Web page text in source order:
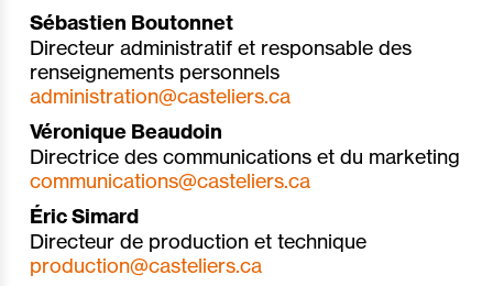
Sébastien Boutonnet
Directeur administratif et responsable des
renseignements personnels
administration@casteliers.ca
Véronique Beaudoin
Directrice des communications et du marketing
communications@casteliers.ca
Éric Simard
Directeur de production et technique
production@casteliers.ca